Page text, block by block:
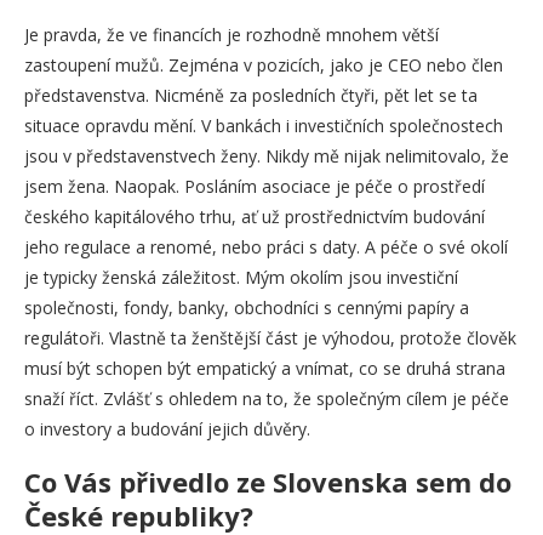
Je pravda, že ve financích je rozhodně mnohem větší
zastoupení mužů. Zejména v pozicích, jako je CEO nebo člen
představenstva. Nicméně za posledních čtyři, pět let se ta
situace opravdu mění. V bankách i investičních společnostech
jsou v představenstvech ženy. Nikdy mě nijak nelimitovalo, že
jsem žena. Naopak. Posláním asociace je péče o prostředí
českého kapitálového trhu, ať už prostřednictvím budování
jeho regulace a renomé, nebo práci s daty. A péče o své okolí
je typicky ženská záležitost. Mým okolím jsou investiční
společnosti, fondy, banky, obchodníci s cennými papíry a
regulátoři. Vlastně ta ženštější část je výhodou, protože člověk
musí být schopen být empatický a vnímat, co se druhá strana
snaží říct. Zvlášť s ohledem na to, že společným cílem je péče
o investory a budování jejich důvěry.
Co Vás přivedlo ze Slovenska sem do
České republiky?